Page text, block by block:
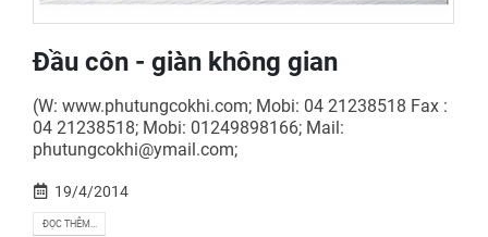
Đầu côn - giàn không gian
(W: www.phutungcokhi.com; Mobi: 04 21238518 Fax :
04 21238518; Mobi: 01249898166; Mail:
phutungcokhi@ymail.com;
19/4/2014
ĐỌC THÊM...